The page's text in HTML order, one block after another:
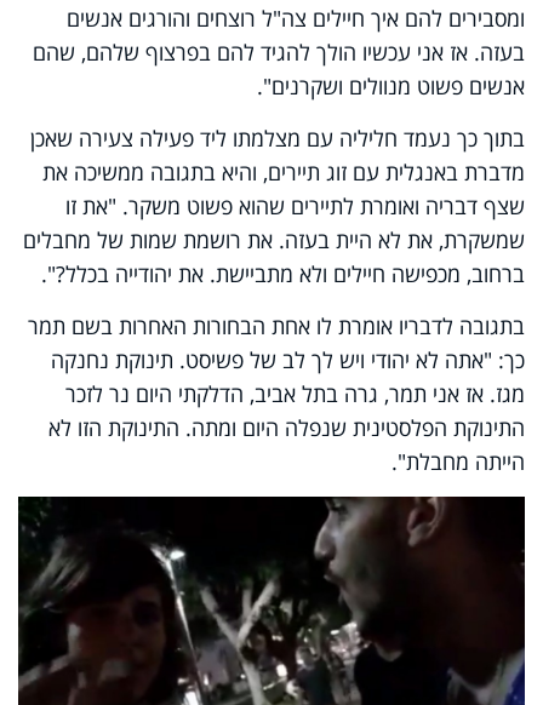
ומסבירים להם איך חיילים צה"ל רוצחים והורגים אנשים
בעזה. אז אני עכשיו הולך להגיד להם בפרצוף שלהם, שהם
אנשים פשוט מנוולים ושקרנים".
בתוך כך נעמד חליליה עם מצלמתו ליד פעילה צעירה שאכן
מדברת באנגלית עם זוג תיירים, והיא בתגובה ממשיכה את
שצף דבריה ואומרת לתיירים שהוא פשוט משקר. "את זו
שמשקרת, את לא היית בעזה. את רושמת שמות של מחבלים
ברחוב, מכפישה חיילים ולא מתביישת. את יהודייה בכלל?".
בתגובה לדבריו אומרת לו אחת הבחורות האחרות בשם תמר
כך: "אתה לא יהודי ויש לך לב של פשיסט. תינוקת נחנקה
מגז. אז אני תמר, גרה בתל אביב, הדלקתי היום נר לזכר
התינוקת הפלסטינית שנפלה היום ומתה. התינוקת הזו לא
הייתה מחבלת".